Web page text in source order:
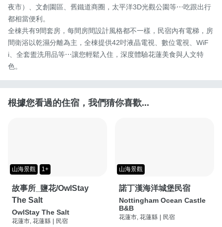
夜市）、文創園區、舊鐵道商圈，太平洋3D光觀公園等⋯吃跟出行
都相當便利。
全棟共有9間套房，每間房間設計風格都不一樣，民宿內有電梯，房
間衛浴以乾濕分離為主，全棟提供42吋液晶電視、數位電視、WiF
i、全套盥洗用品等⋯讓您輕鬆入住，深度體驗花蓮美食與人文特
色。
根據您看過的住宿，我們猜你喜歡...
山海景觀 1+
故事所_鹽花/OwlStay
The Salt
OwlStay The Salt
花蓮市, 花蓮縣 | 民宿
山海景觀
諾丁漢海洋城堡民宿
Nottingham Ocean Castle
B&B
花蓮市, 花蓮縣 | 民宿